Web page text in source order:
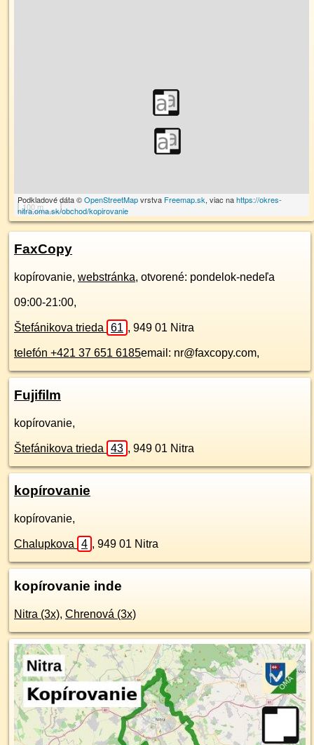
100 m
Podkladové dáta ©OpenStreetMapvrstva Freemap.sk, viac nahttps://okres-
nitra.oma.sk/obchod/kopirovanie
FaxCopy
kopírovanie, webstránka, otvorené: pondelok-nedeľa
09:00-21:00,
Štefánikova trieda 61 , 949 01 Nitra
telefón +421 37 651 6185email: nr@faxcopy.com,
Fujifilm
kopírovanie,
Štefánikova trieda 43 , 949 01 Nitra
kopírovanie
kopírovanie,
Chalupkova 4 , 949 01 Nitra
kopírovanie inde
Nitra (3x), Chrenová (3x)